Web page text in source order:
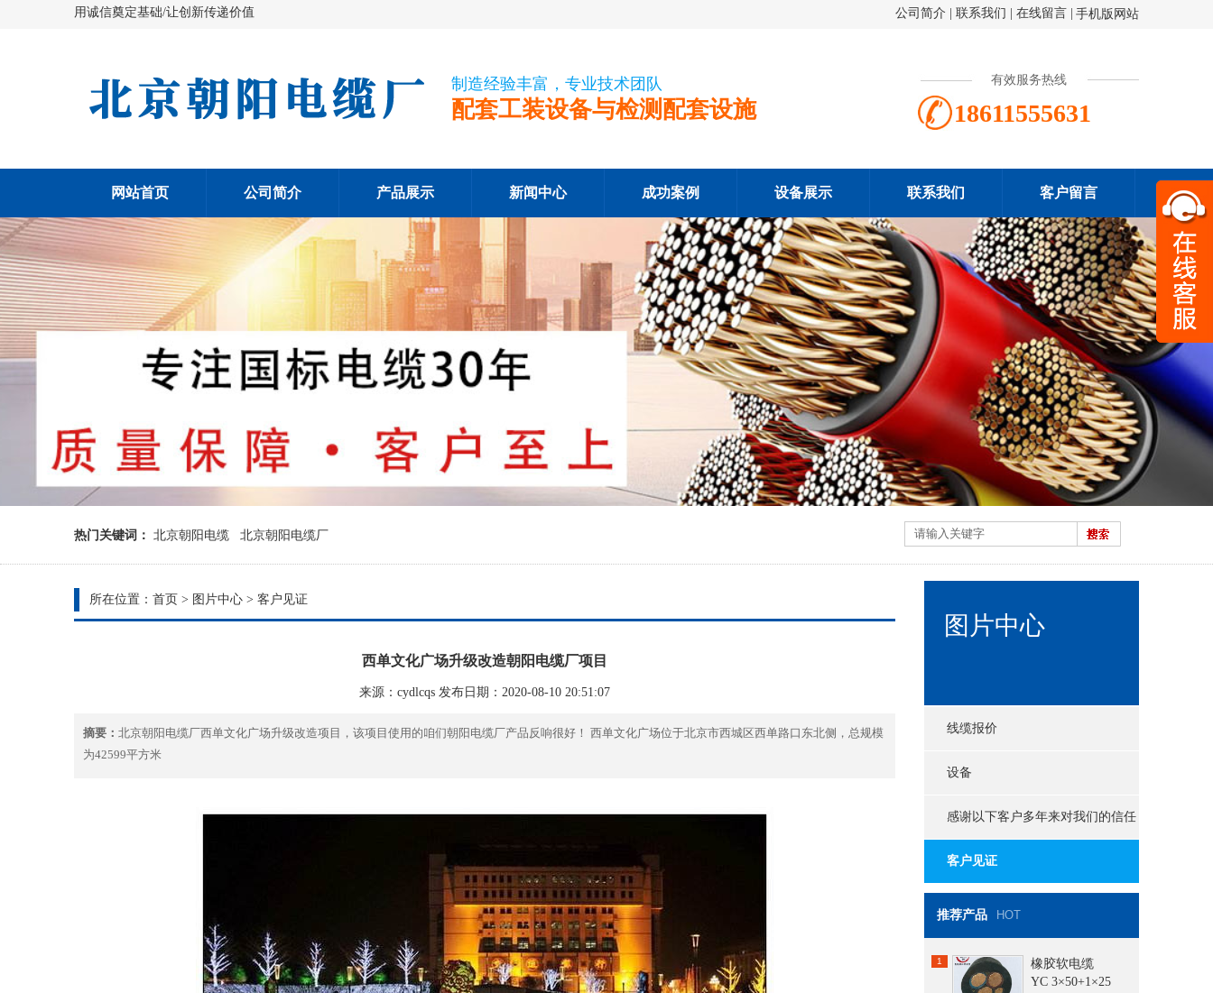
用诚信奠定基础/让创新传递价值 手机版网站
公司简介 联系我们 在线留言
制造经验丰富，专业技术团队
配套工装设备与检测配套设施
有效服务热线
18611555631
网站首页 公司简介 产品展示 新闻中心 成功案例 设备展示 联系我们 客户留言
热门关键词： 北京朝阳电缆 北京朝阳电缆厂
所在位置： 首页 > 图片中心 > 客户见证
西单文化广场升级改造朝阳电缆厂项目
来源：cydlcqs 发布日期：2020-08-10 20:51:07
摘要： 北京朝阳电缆厂西单文化广场升级改造项目，该项目使用的咱们朝阳电缆厂产品反响很好！ 西单文化广场位于北京市西城区西单路口东北侧，总规模
为42599平方米
图片中心
线缆报价
设备
感谢以下客户多年来对我们的信任
与支持客户见证
推荐产品 HOT
1
橡胶软电缆
YC 3×50+1×25
扫一